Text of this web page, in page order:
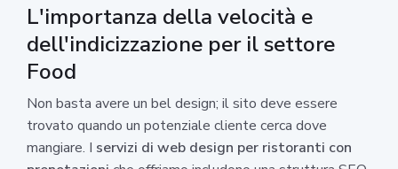
L'importanza della velocità e
dell'indicizzazione per il settore
Food
Non basta avere un bel design; il sito deve essere
trovato quando un potenziale cliente cerca dove
mangiare. I servizi di web design per ristoranti con